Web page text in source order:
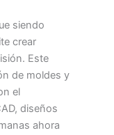
siendo
crear
Este
de moldes y
el
diseños
ahora